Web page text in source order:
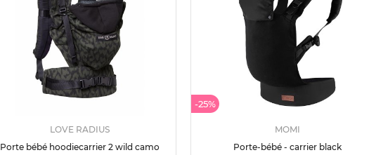
LOVE RADIUS
Porte bébé hoodiecarrier 2 wild camo
-25%
MOMI
Porte-bébé - carrier black